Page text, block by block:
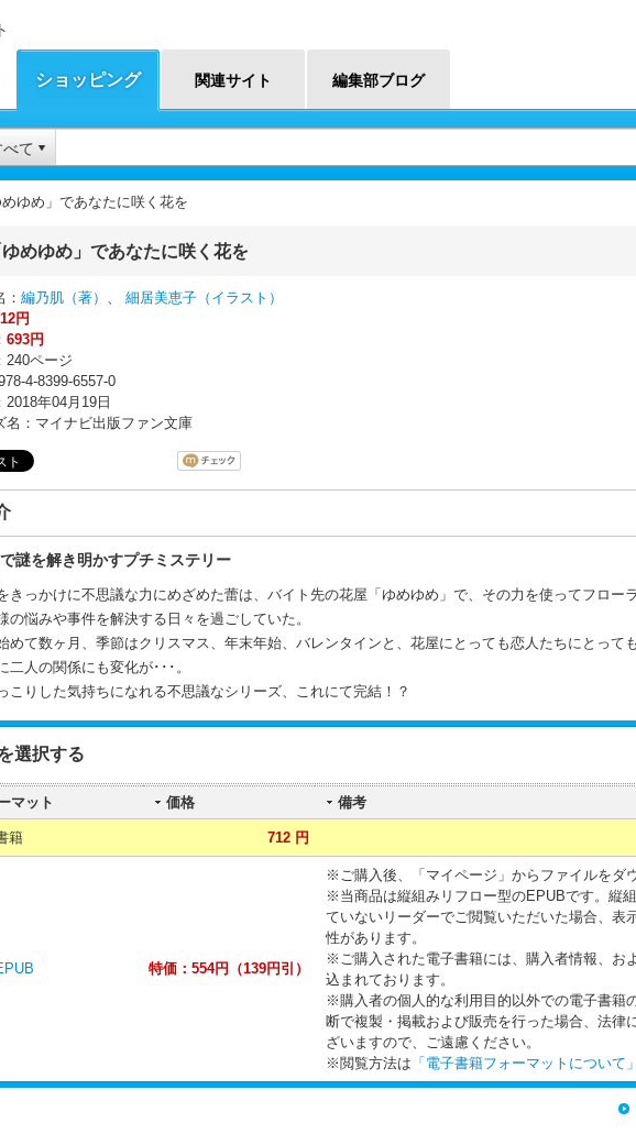
マイナビBOOKS
ショッピング 関連サイト 編集部ブログ
べて
ゆめ」であなたに咲く花を
めゆめ」であなたに咲く花を
編乃肌（著） 、 細居美恵子（イラスト）
円
693円
240ページ
4-8399-6557-0
2018年04月19日
名：マイナビ出版ファン文庫
謎を解き明かすプチミステリー
きっかけに不思議な力にめざめた蕾は、バイト先の花屋「ゆめゆめ」で、その力を使ってフロー
の悩みや事件を解決する日々を過ごしていた。
めて数ヶ月、季節はクリスマス、年末年始、バレンタインと、花屋にとっても恋人たちにとって
二人の関係にも変化が･･･。
こりした気持ちになれる不思議なシリーズ、これにて完結！？
選択する
マット 価格 備考
籍 712 円
特価：554円（139円引）
※ご購入後、「マイページ」からファイルをダ
※当商品は縦組みリフロー型のEPUBです。縦
ていないリーダーでご閲覧いただいた場合、表
性があります。
※ご購入された電子書籍には、購入者情報、お
込まれております。
※購入者の個人的な利用目的以外での電子書籍
断で複製・掲載および販売を行った場合、法律
ざいますので、ご遠慮ください。
※閲覧方法は 「電子書籍フォーマットについて」